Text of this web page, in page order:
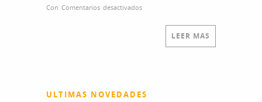
Con Comentarios desactivados
de la mano del sindicato de
Camioneros de Santa Fe
LEER MAS
ULTIMAS NOVEDADES